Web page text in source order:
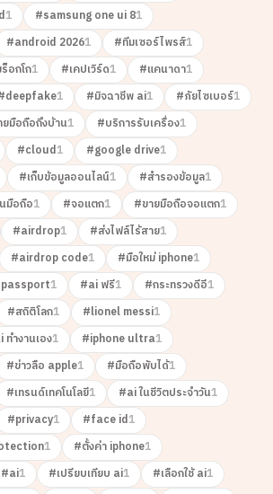
1 #samsung one ui 81
#android 20261 #ทีมเซอร์ไพรส์1
ร็อกโก1 #เคปเวิร์ด1 #แคนาดา1
deepfake1 #มิจฉาชีพ ai1 #ภัยไซเบอร์1
ยมือถือถึงบ้าน1 #บริการรับเครื่อง1
#cloud1 #google drive1
#เก็บข้อมูลออนไลน์1 #สำรองข้อมูล1
มือถือ1 #จอแตก1 #ขายมือถือจอแตก1
#airdrop1 #ส่งไฟล์ไร้สาย1
#airdrop code1 #มือใหม่ iphone1
1 #ai ฟรี1 #กระทรวงดีอี1
#สถิติโลก1 #lionel messi1
ทำงานเอง1 #iphone ultra1
#ข่าวลือ apple1 #มือถือพับได้1
#เทรนด์เทคโนโลยี1 #ai ในชีวิตประจำวัน1
#privacy1 #face id1
1 #ตั้งค่า iphone1
#ai1 #เปรียบเทียบ ai1 #เลือกใช้ ai1